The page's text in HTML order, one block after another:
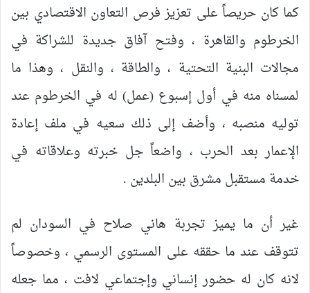
كما كان حريصاً على تعزيز فرص التعاون الاقتصادي بين
الخرطوم والقاهرة ، وفتح آفاق جديدة للشراكة في
مجالات البنية التحتية ، والطاقة ، والنقل ، وهذا ما
لمسناه منه في أول إسبوع (عمل) له في الخرطوم عند
توليه منصبه ، وأضف إلى ذلك سعيه في ملف إعادة
الإعمار بعد الحرب ، واضعاً جل خبرته وعلاقاته في
خدمة مستقبل مشرق بين البلدين .
غير أن ما يميز تجربة هاني صلاح في السودان لم
تتوقف عند ما حققه على المستوى الرسمي ، وخصوصاً
لانه كان له حضور إنساني وإجتماعي لافت ، مما جعله